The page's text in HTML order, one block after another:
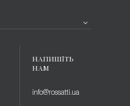
НАПИШІТЬ
НАМ
info@rossatti.ua